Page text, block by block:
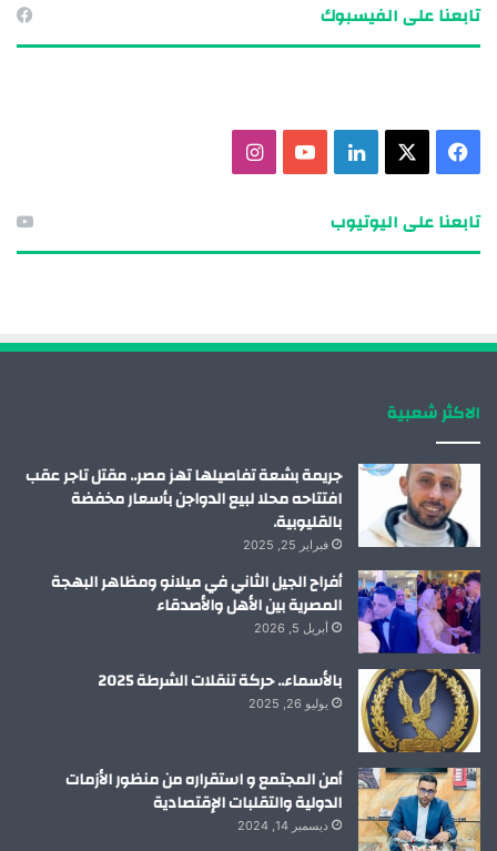
تابعنا على الفيسبوك
تابعنا على اليوتيوب
الاكثر شعبية
جريمة بشعة تفاصيلها تهز مصر.. مقتل تاجر عقب
افتتاحه محلا لبيع الدواجن بأسعار مخفضة
بالقليوبية.
فبراير 25, 2025
أفراح الجيل الثاني في ميلانو ومظاهر البهجة
المصرية بين الأهل والأصدقاء
أبريل 5, 2026
بالأسماء.. حركة تنقلات الشرطة 2025
يوليو 26, 2025
أمن المجتمع و استقراره من منظور الأزمات
الدولية والتقلبات الإقتصادية
ديسمبر 14, 2024